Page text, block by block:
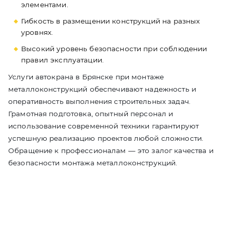
элементами.
Гибкость в размещении конструкций на разных
уровнях.
Высокий уровень безопасности при соблюдении
правил эксплуатации.
Услуги автокрана в Брянске при монтаже
металлоконструкций обеспечивают надежность и
оперативность выполнения строительных задач.
Грамотная подготовка, опытный персонал и
использование современной техники гарантируют
успешную реализацию проектов любой сложности.
Обращение к профессионалам — это залог качества и
безопасности монтажа металлоконструкций.